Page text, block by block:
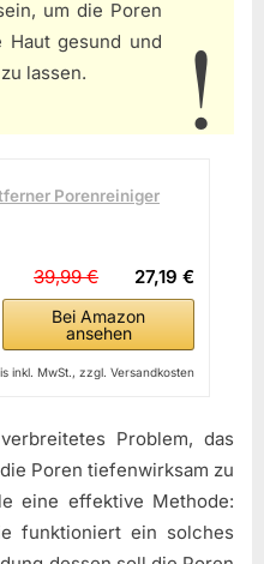
um die Poren
gesund und
lassen.
Porenreiniger
27,19 €
39,99 €
Bei Amazon
ansehen
inkl. MwSt., zzgl. Versandkosten
Problem, das
Poren tiefenwirksam zu
eine effektive Methode:
funktioniert ein solches